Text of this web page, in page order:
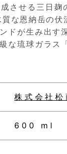
させる三日
な恩納岳の
ドが生み出す
な琉球ガラス
株式会社松
600 ml